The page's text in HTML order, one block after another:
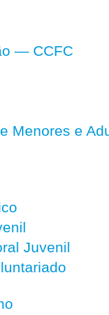
— CCFC
Menores e
Juvenil